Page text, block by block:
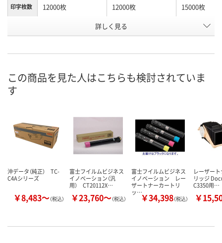
印字枚数 12000枚 12000枚 15000枚
シアン ブラック
号
お届け日
カゴへ
数量
カゴへ カ
詳しく見る
この商品を見た人はこちらも検討されていま
す
沖データ（純正） TC-
C4Aシリーズ
￥8,483～（税込）
富士フイルムビジネス
イノベーション（汎
用） CT20112X…
￥23,760～（税込）
富士フイルムビジネス
イノベーション レー
ザートナーカートリ
ッ…￥34,398（税込）
レーザー
リッジ
C3350用…
￥